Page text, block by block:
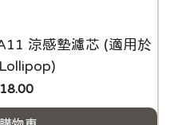
涼感墊濾芯 (適用於